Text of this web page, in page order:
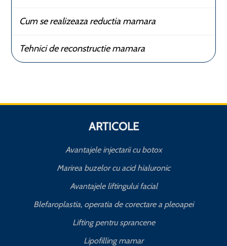
Cum se realizeaza reductia mamara
Tehnici de reconstructie mamara
ARTICOLE
Avantajele injectarii cu botox
Marirea buzelor cu acid hialuronic
Avantajele liftingului facial
Blefaroplastia, operatia de corectare a pleoapei
Lifting pentru sprancene
Lipofilling mamar